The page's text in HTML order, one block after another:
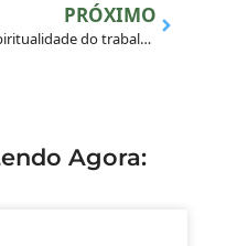
PRÓXIMO
Espiritualidade do trabalho
Agora: